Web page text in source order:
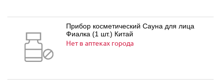
Прибор косметический Сауна для лица
Фиалка (1 шт.) Китай
Нет в аптеках города